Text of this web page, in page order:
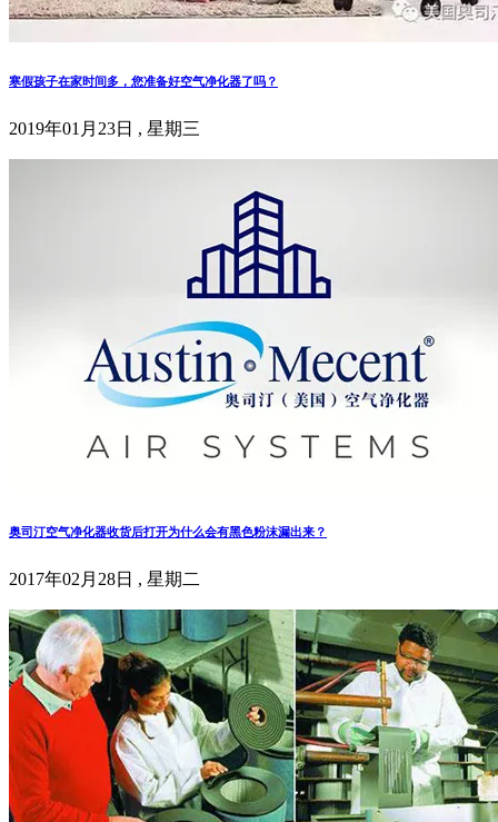
寒假孩子在家时间多，您准备好空气净化器了吗？
2019年01月23日 , 星期三
奥司汀空气净化器收货后打开为什么会有黑色粉沫漏出来？
2017年02月28日 , 星期二